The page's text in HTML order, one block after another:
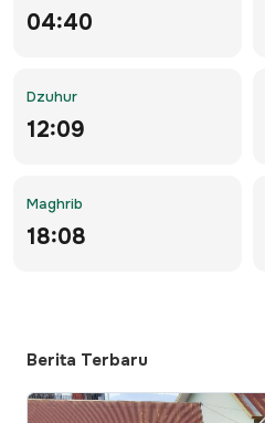
04:40
Dzuhur
12:09
Maghrib
18:08
Berita Terbaru